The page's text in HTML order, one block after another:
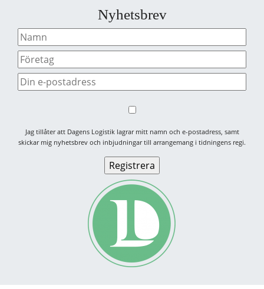
Nyhetsbrev
Jag tillåter att Dagens Logistik lagrar mitt namn och e-postadress, samt
skickar mig nyhetsbrev och inbjudningar till arrangemang i tidningens regi.